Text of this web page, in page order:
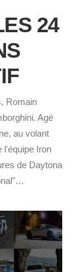
24
Romain
Agé
au volant
l'équipe Iron
de Daytona